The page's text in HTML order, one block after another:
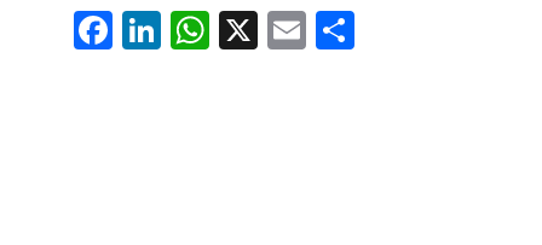
Fa
ce
Li
nk
W
ha
X E
m
Pa